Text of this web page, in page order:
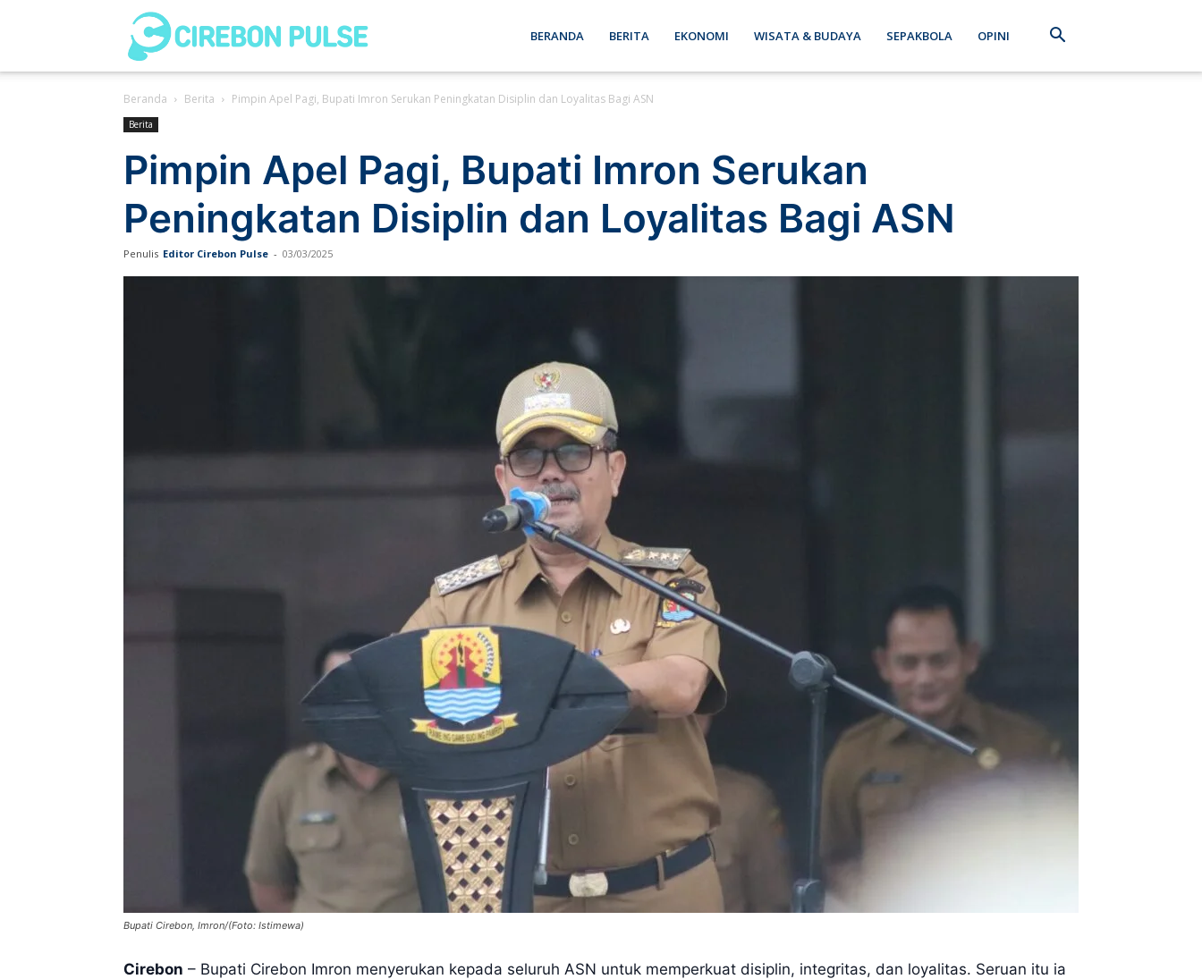
Pulse
BERANDA BERITA EKONOMI WISATA & BUDAYA SEPAKBOLA OPINI
Beranda Berita Pimpin Apel Pagi, Bupati Imron Serukan Peningkatan Disiplin dan Loyalitas Bagi ASN
Berita
Pimpin Apel Pagi, Bupati Imron Serukan
Peningkatan Disiplin dan Loyalitas Bagi ASN
Penulis Editor Cirebon Pulse - 03/03/2025
Bupati Cirebon, Imron/(Foto: Istimewa)
Cirebon – Bupati Cirebon Imron menyerukan kepada seluruh ASN untuk memperkuat disiplin, integritas, dan loyalitas. Seruan itu ia